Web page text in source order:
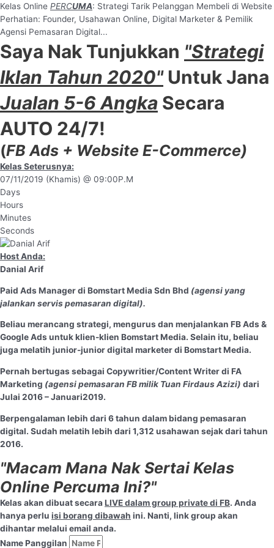
Kelas Online PERCUMA: Strategi Tarik Pelanggan Membeli di Website
Perhatian: Founder, Usahawan Online, Digital Marketer & Pemilik
Agensi Pemasaran Digital...
Saya Nak Tunjukkan "Strategi
Iklan Tahun 2020" UntukJana
Jualan 5-6 Angka Secara
AUTO 24/7!
(FB Ads + Website E-Commerce)
Kelas Seterusnya:
07/11/2019 (Khamis) @ 09:00P.M
Days
Hours
Minutes
Seconds
Host Anda:
Danial Arif
Paid Ads Manager di Bomstart Media Sdn Bhd (agensi yang
jalankan servis pemasaran digital).
Beliau merancang strategi, mengurus dan menjalankan FB Ads &
Google Adsuntuk klien-klien Bomstart Media. Selain itu, beliau
juga melatih junior-junior digital marketer di Bomstart Media.
Pernah bertugas sebagai Copywritier/Content Writer di FA
Marketing (agensi pemasaran FB milik Tuan Firdaus Azizi) dari
Julai 2016 – Januari2019.
Berpengalaman lebih dari 6 tahun dalam bidang pemasaran
digital. Sudah melatih lebih dari 1,312 usahawan sejak dari tahun
2016.
"Macam Mana Nak Sertai Kelas
Online Percuma Ini?"
Kelas akan dibuat secaraLIVE dalam group private di FB. Anda
hanya perlu isi borang dibawah ini. Nanti, link group akan
dihantar melalui email anda.
Name Panggilan